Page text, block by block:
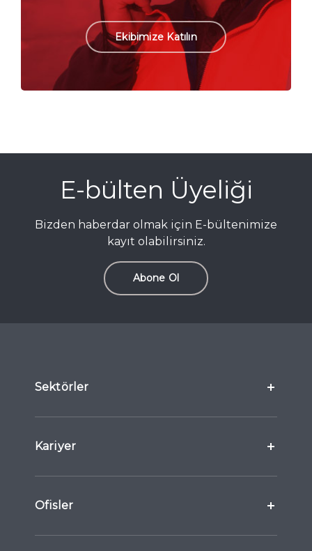
Ekibimize Katılın
E-bülten Üyeliği
Bizden haberdar olmak için E-bültenimize
kayıt olabilirsiniz.
Abone Ol
Sektörler
Kariyer
Ofisler